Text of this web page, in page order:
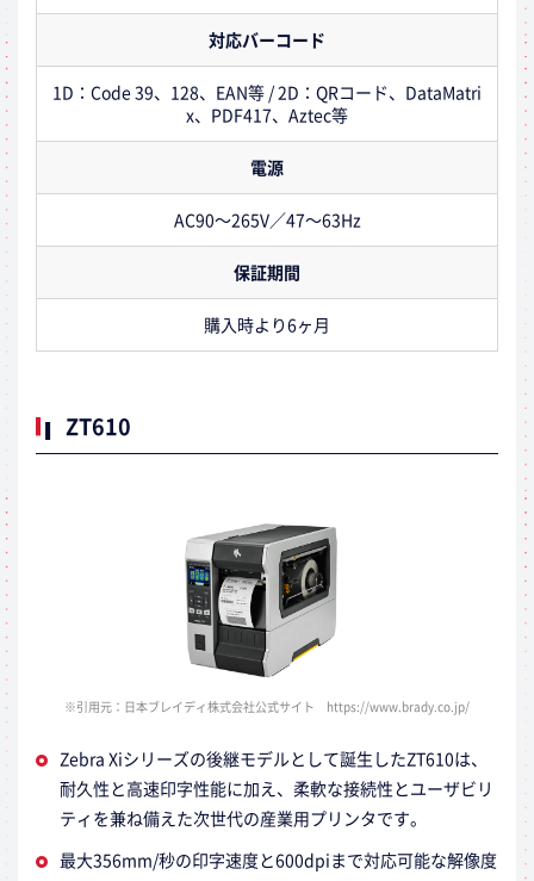
対応バーコード
1D：Code 39、128、EAN等 / 2D：QRコード、DataMatri
x、PDF417、Aztec等
電源
AC90～265V／47～63Hz
保証期間
購入時より6ヶ月
ZT610
※引用元：日本ブレイディ株式会社公式サイト https://www.brady.co.jp/
Zebra Xiシリーズの後継モデルとして誕生したZT610は、
耐久性と高速印字性能に加え、柔軟な接続性とユーザビリ
ティを兼ね備えた次世代の産業用プリンタです。
最大356mm/秒の印字速度と600dpiまで対応可能な解像度